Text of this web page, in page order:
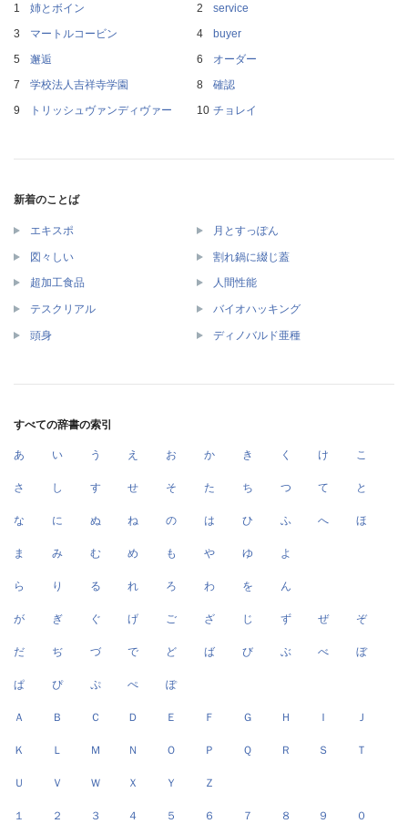
姉とボイン
service
マートルコービン
buyer
邂逅
オーダー
学校法人吉祥寺学園
確認
トリッシュヴァンディヴァー
チョレイ
新着のことば
エキスポ 月とすっぽん
図々しい 割れ鍋に綴じ蓋
超加工食品 人間性能
テスクリアル バイオハッキング
頭身 ディノバルド亜種
すべての辞書の索引
あ い う え お か き く け こ
さ し す せ そ た ち つ て と
な に ぬ ね の は ひ ふ へ ほ
ま み む め も や ゆ よ
ら り る れ ろ わ を ん
が ぎ ぐ げ ご ざ じ ず ぜ ぞ
だ ぢ づ で ど ば び ぶ べ ぼ
ぱ ぴ ぷ ぺ ぽ
Ａ Ｂ Ｃ Ｄ Ｅ Ｆ Ｇ Ｈ Ｉ Ｊ
Ｋ Ｌ Ｍ Ｎ Ｏ Ｐ Ｑ Ｒ Ｓ Ｔ
Ｕ Ｖ Ｗ Ｘ Ｙ Ｚ
１ ２ ３ ４ ５ ６ ７ ８ ９ ０